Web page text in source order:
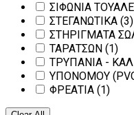
ΣΙΦΩΝΙΑ
ΣΤΕΓΑΝΩΤΙΚΑ (3)
ΣΤΗΡΙΓΜΑΤΑ
ΤΑΡΑΤΣΩΝ (1)
ΤΡΥΠΑΝΙΑ -
ΥΠΟΝΟΜΟΥ
ΦΡΕΑΤΙΑ (1)